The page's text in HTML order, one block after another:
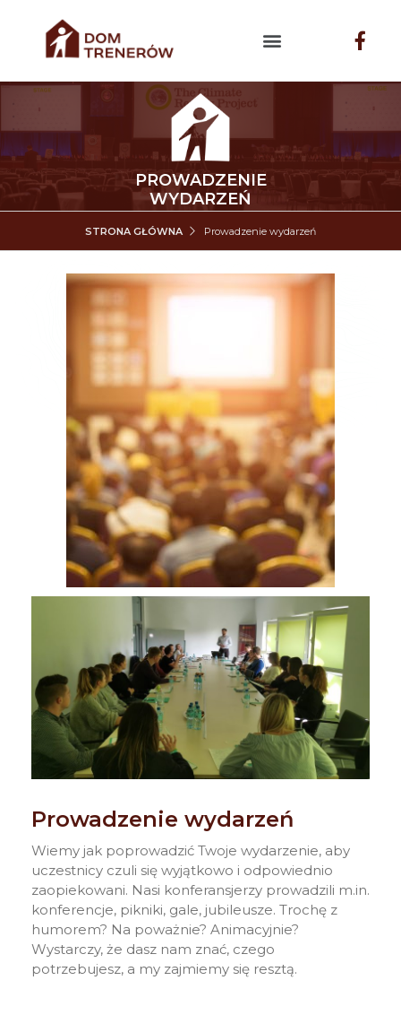
PROWADZENIE
WYDARZEŃ
STRONA GŁÓWNA Prowadzenie wydarzeń
Prowadzenie wydarzeń
Wiemy jak poprowadzić Twoje wydarzenie, aby
uczestnicy czuli się wyjątkowo i odpowiednio
zaopiekowani. Nasi konferansjerzy prowadzili m.in.
konferencje, pikniki, gale, jubileusze. Trochę z
humorem? Na poważnie? Animacyjnie?
Wystarczy, że dasz nam znać, czego
potrzebujesz, a my zajmiemy się resztą.